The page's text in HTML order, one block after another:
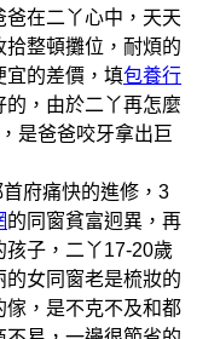
在二丫心中，天天
整頓攤位，耐煩的
宜的差價，填包養行
，由於二丫再怎麼
是爸爸咬牙拿出巨
府痛快的進修，3
的同窗貧富迥異，再
子，二丫17-20歲
女同窗老是梳妝的
傢，是不克不及和都